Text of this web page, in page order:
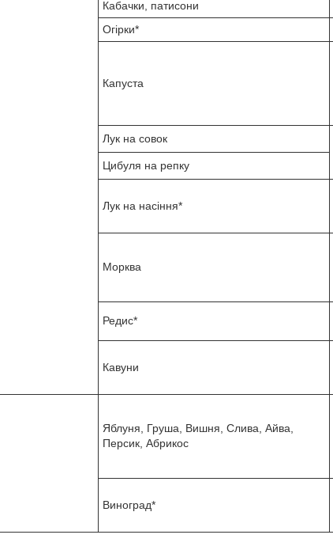
Кабачки, патисони
Огірки*
Капуста
Лук на совок
Цибуля на репку
Лук на насіння*
Морква
Редис*
Кавуни
Яблуня, Груша, Вишня, Слива, Айва,
Персик, Абрикос
Виноград*